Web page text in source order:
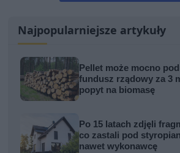
Najpopularniejsze artykuły
Pellet może mocno
fundusz rządowy za 3
popyt na biomasę
Po 15 latach zdjęli
co zastali pod
nawet wykonawcę